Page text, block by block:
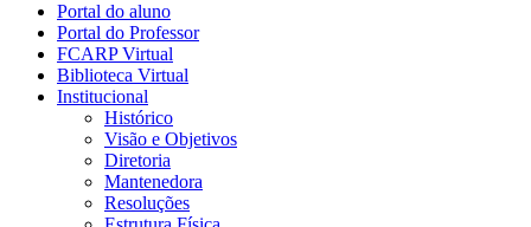
Portal do aluno
Portal do Professor
FCARP Virtual
Biblioteca Virtual
Institucional
Histórico
Visão e Objetivos
Diretoria
Mantenedora
Resoluções